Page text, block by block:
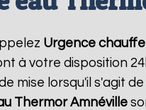
Urgence
à votre disposition
mise lorsqu'il s'agit
Thermor Amnéville